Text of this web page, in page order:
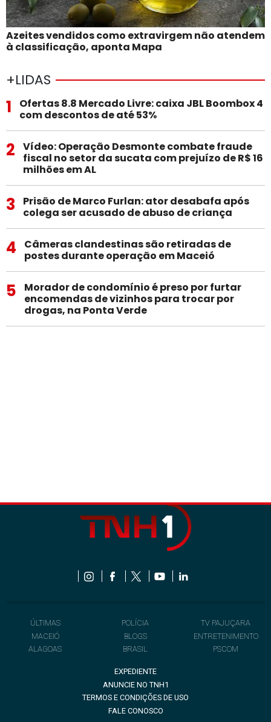
Azeites vendidos como extravirgem não atendem
à classificação, aponta Mapa
+LIDAS
1
Ofertas 8.8 Mercado Livre: caixa JBL Boombox 4
com descontos de até 53%
2
Vídeo: Operação Desmonte combate fraude
fiscal no setor da sucata com prejuízo de R$ 16
milhões em AL
3
Prisão de Marco Furlan: ator desabafa após
colega ser acusado de abuso de criança
4
Câmeras clandestinas são retiradas de
postes durante operação em Maceió
5
Morador de condomínio é preso por furtar
encomendas de vizinhos para trocar por
drogas, na Ponta Verde
ÚLTIMAS
MACEIÓ
ALAGOAS
POLÍCIA
BLOGS
BRASIL
TV PAJUÇARA
ENTRETENIMENTO
PSCOM
EXPEDIENTE
ANUNCIE NO TNH1
TERMOS E CONDIÇÕES DE USO
FALE CONOSCO